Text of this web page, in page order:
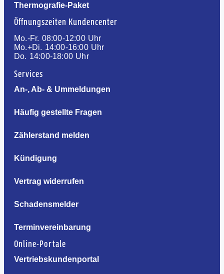
Thermografie-Paket
Öffnungszeiten Kundencenter
Mo.-Fr. 08:00-12:00 Uhr
Mo.+Di. 14:00-16:00 Uhr
Do. 14:00-18:00 Uhr
Services
An-, Ab- & Ummeldungen
Häufig gestellte Fragen
Zählerstand melden
Kündigung
Vertrag widerrufen
Schadensmelder
Terminvereinbarung
Online-Portale
Vertriebskundenportal